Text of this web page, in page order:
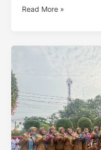
Read More »
Sarapan
Makronutrien:
Kunci
Rahasia
Ketajaman